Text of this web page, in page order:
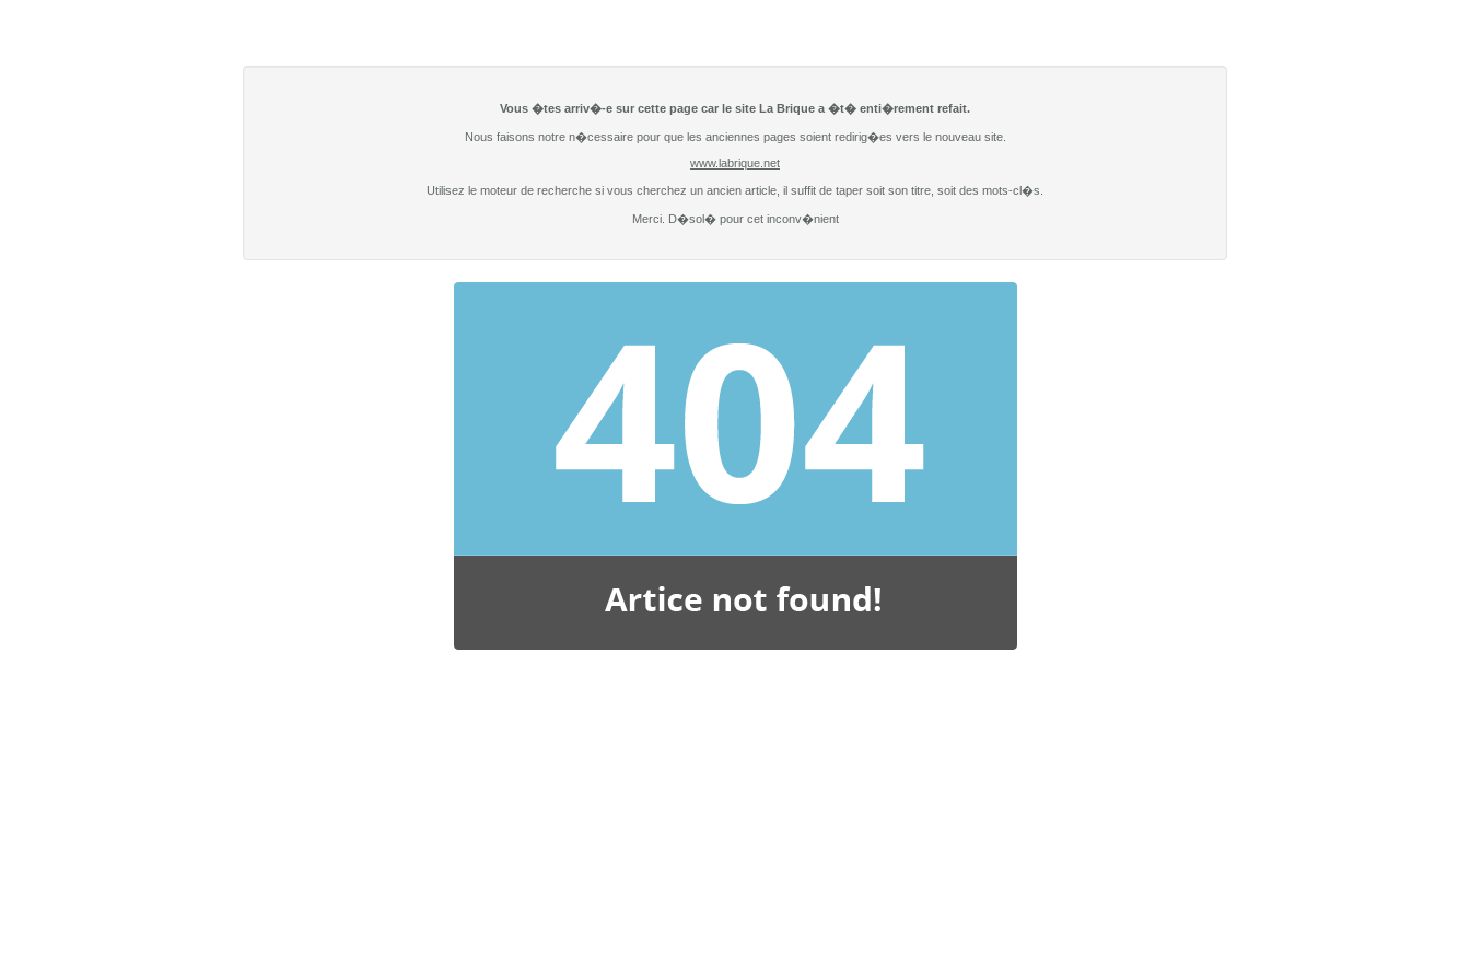
Vous �tes arriv�-e sur cette page car le site La Brique a �t� enti�rement refait.
Nous faisons notre n�cessaire pour que les anciennes pages soient redirig�es vers le nouveau site.
www.labrique.net
Utilisez le moteur de recherche si vous cherchez un ancien article, il suffit de taper soit son titre, soit des mots-cl�s.
Merci. D�sol� pour cet inconv�nient